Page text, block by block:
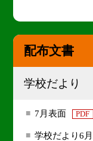
配布文書
学校だより
7月表面 PDF
学校だより6